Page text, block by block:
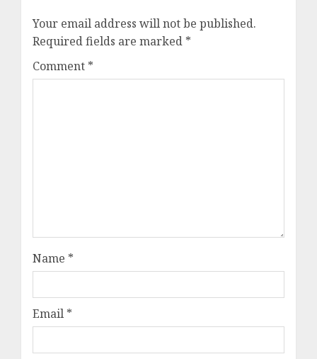
Your email address will not be published.
Required fields are marked *
Comment *
Name *
Email *